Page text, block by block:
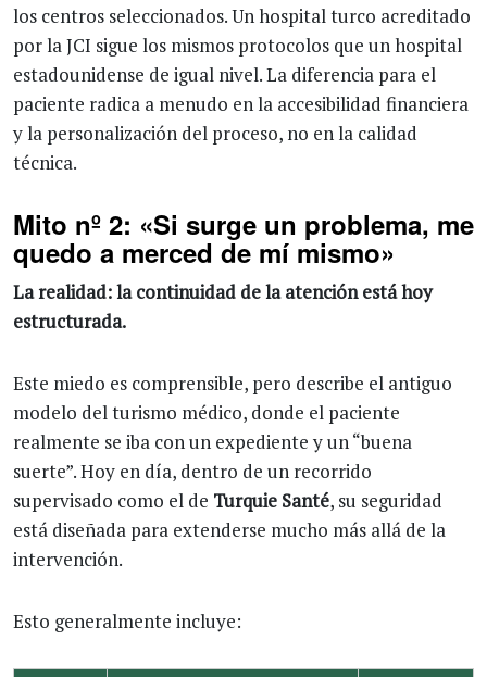
los centros seleccionados. Un hospital turco acreditado
por la JCI sigue los mismos protocolos que un hospital
estadounidense de igual nivel. La diferencia para el
paciente radica a menudo en la accesibilidad financiera
y la personalización del proceso, no en la calidad
técnica.
Mito nº 2: «Si surge un problema, me
quedo a merced de mí mismo»
La realidad: la continuidad de la atención está hoy
estructurada.
Este miedo es comprensible, pero describe el antiguo
modelo del turismo médico, donde el paciente
realmente se iba con un expediente y un “buena
suerte”. Hoy en día, dentro de un recorrido
supervisado como el de Turquie Santé, su seguridad
está diseñada para extenderse mucho más allá de la
intervención.
Esto generalmente incluye: